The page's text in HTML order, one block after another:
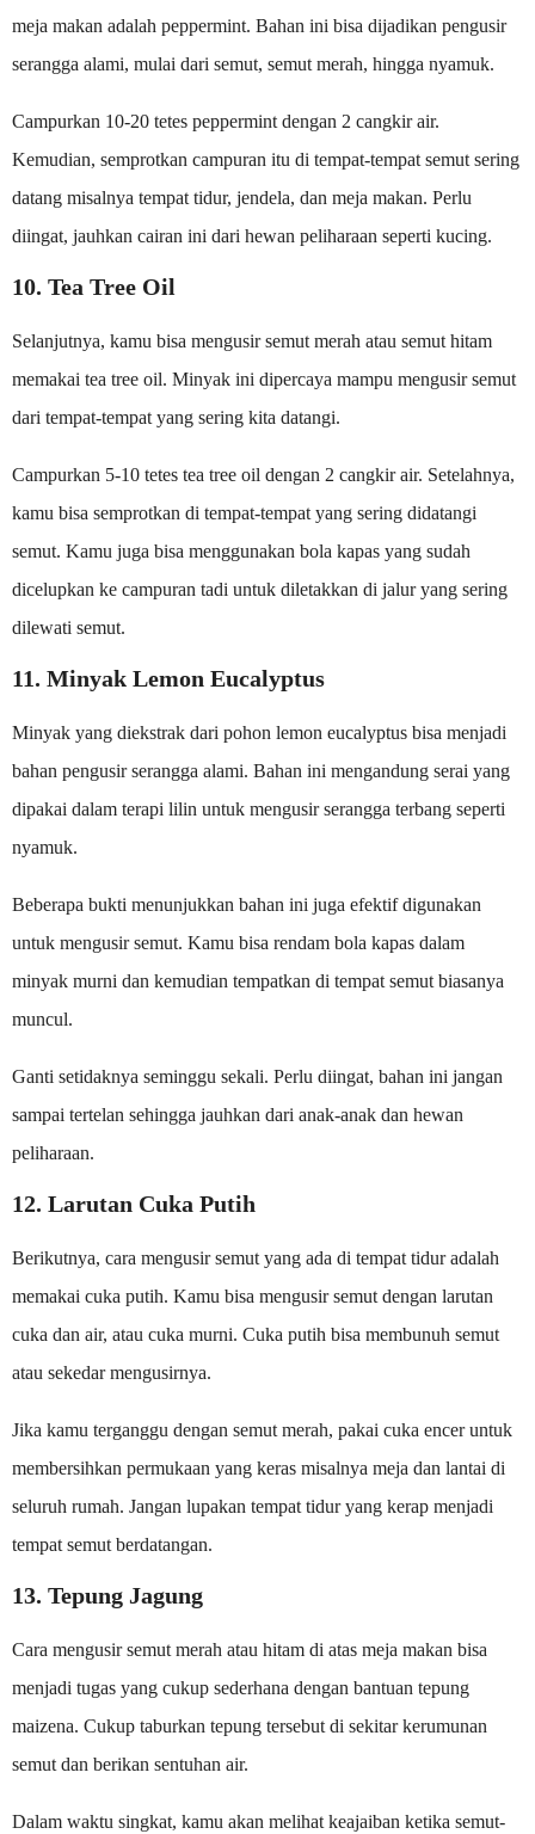
meja makan adalah peppermint. Bahan ini bisa dijadikan pengusir
serangga alami, mulai dari semut, semut merah, hingga nyamuk.
Campurkan 10-20 tetes peppermint dengan 2 cangkir air.
Kemudian, semprotkan campuran itu di tempat-tempat semut sering
datang misalnya tempat tidur, jendela, dan meja makan. Perlu
diingat, jauhkan cairan ini dari hewan peliharaan seperti kucing.
10. Tea Tree Oil
Selanjutnya, kamu bisa mengusir semut merah atau semut hitam
memakai tea tree oil. Minyak ini dipercaya mampu mengusir semut
dari tempat-tempat yang sering kita datangi.
Campurkan 5-10 tetes tea tree oil dengan 2 cangkir air. Setelahnya,
kamu bisa semprotkan di tempat-tempat yang sering didatangi
semut. Kamu juga bisa menggunakan bola kapas yang sudah
dicelupkan ke campuran tadi untuk diletakkan di jalur yang sering
dilewati semut.
11. Minyak Lemon Eucalyptus
Minyak yang diekstrak dari pohon lemon eucalyptus bisa menjadi
bahan pengusir serangga alami. Bahan ini mengandung serai yang
dipakai dalam terapi lilin untuk mengusir serangga terbang seperti
nyamuk.
Beberapa bukti menunjukkan bahan ini juga efektif digunakan
untuk mengusir semut. Kamu bisa rendam bola kapas dalam
minyak murni dan kemudian tempatkan di tempat semut biasanya
muncul.
Ganti setidaknya seminggu sekali. Perlu diingat, bahan ini jangan
sampai tertelan sehingga jauhkan dari anak-anak dan hewan
peliharaan.
12. Larutan Cuka Putih
Berikutnya, cara mengusir semut yang ada di tempat tidur adalah
memakai cuka putih. Kamu bisa mengusir semut dengan larutan
cuka dan air, atau cuka murni. Cuka putih bisa membunuh semut
atau sekedar mengusirnya.
Jika kamu terganggu dengan semut merah, pakai cuka encer untuk
membersihkan permukaan yang keras misalnya meja dan lantai di
seluruh rumah. Jangan lupakan tempat tidur yang kerap menjadi
tempat semut berdatangan.
13. Tepung Jagung
Cara mengusir semut merah atau hitam di atas meja makan bisa
menjadi tugas yang cukup sederhana dengan bantuan tepung
maizena. Cukup taburkan tepung tersebut di sekitar kerumunan
semut dan berikan sentuhan air.
Dalam waktu singkat, kamu akan melihat keajaiban ketika semut-